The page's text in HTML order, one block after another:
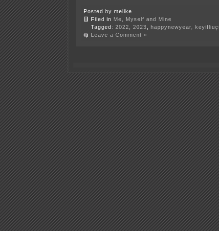
Posted by melike
Filed in Me, Myself and Mine
Tagged: 2022 2023 happynewyear
Leave a Comment »